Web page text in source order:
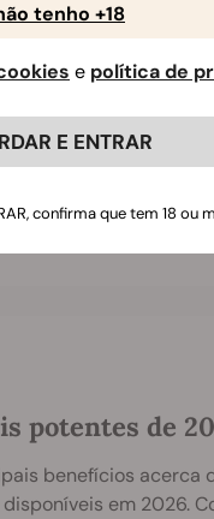
adequada para
e Contras das
potentes de
benefícios
em 2026.
tenho +18
e política de
E ENTRAR
confirma que tem 18 ou